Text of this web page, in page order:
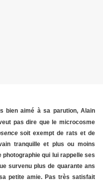
bien aimé à sa parution, Alain
pas dire que le microcosme
soit exempt de rats et de
tranquille et plus ou moins
qui lui rappelle ses
survenu plus de quarante ans
petite amie. Pas très satisfait